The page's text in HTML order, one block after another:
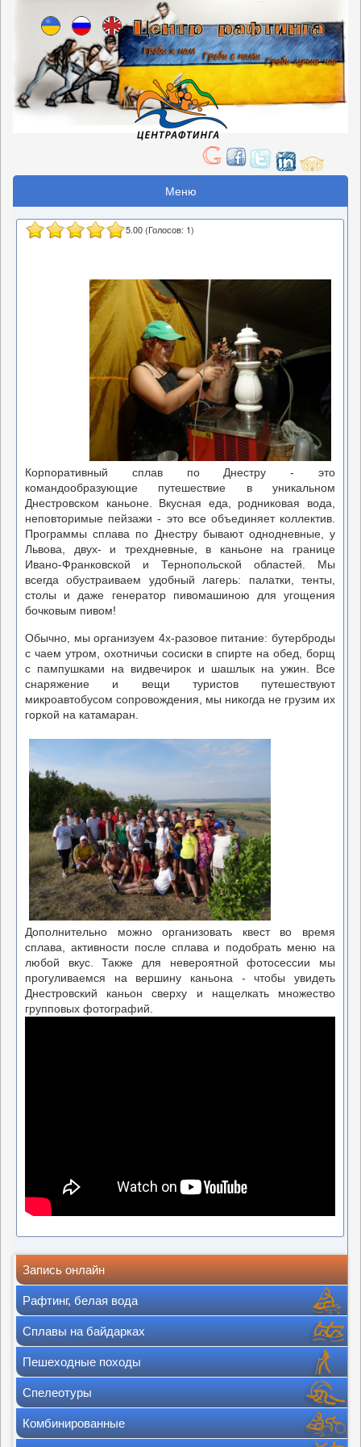
Меню
Запись онлайн
Рафтинг, белая вода
Сплавы на байдарках
Пешеходные походы
Спелеотуры
Комбинированные
5.00(Голосов: 1)
Корпоративный сплав по Днестру - это
командообразующие путешествие в уникальном
Днестровском каньоне. Вкусная еда, родниковая вода,
неповторимые пейзажи - это все объединяет коллектив.
Программы сплава по Днестру бывают однодневные, у
Львова, двух- и трехдневные, в каньоне на границе
Ивано-Франковской и Тернопольской областей. Мы
всегда обустраиваем удобный лагерь: палатки, тенты,
столы и даже генератор пивомашиною для угощения
бочковым пивом!
Обычно, мы организуем 4х-разовое питание: бутерброды
с чаем утром, охотничьи сосиски в спирте на обед, борщ
с пампушками на видвечирок и шашлык на ужин. Все
снаряжение и вещи туристов путешествуют
микроавтобусом сопровождения, мы никогда не грузим их
горкой на катамаран.
Дополнительно можно организовать квест во время
сплава, активности после сплава и подобрать меню на
любой вкус. Также для невероятной фотосессии мы
прогуливаемся на вершину каньона - чтобы увидеть
Днестровский каньон сверху и нащелкать множество
групповых фотографий.